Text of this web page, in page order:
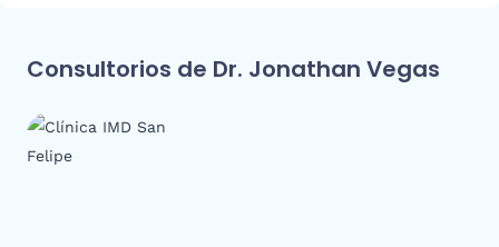
Consultorios de Dr. Jonathan Vegas